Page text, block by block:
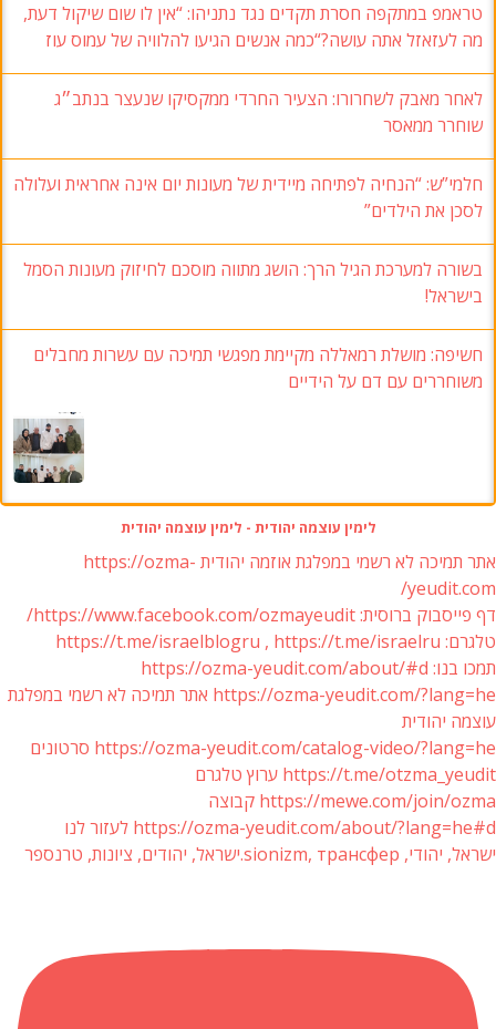
טראמפ במתקפה חסרת תקדים נגד נתניהו: “אין לו שום שיקול דעת,
מה לעזאזל אתה עושה?“כמה אנשים הגיעו להלוויה של עמוס עוז
לאחר מאבק לשחרורו: הצעיר החרדי ממקסיקו שנעצר בנתב״ג
שוחרר ממאסר
חלמי”ש: “הנחיה לפתיחה מיידית של מעונות יום אינה אחראית ועלולה
לסכן את הילדים”
בשורה למערכת הגיל הרך: הושג מתווה מוסכם לחיזוק מעונות הסמל
בישראל!
חשיפה: מושלת רמאללה מקיימת מפגשי תמיכה עם עשרות מחבלים
משוחררים עם דם על הידיים
לימין עוצמה יהודית - לימין עוצמה יהודית
אתר תמיכה לא רשמי במפלגת אוזמה יהודית https://ozma-
yeudit.com/
דף פייסבוק ברוסית: https://www.facebook.com/ozmayeudit/
טלגרם: https://t.me/israelblogru , https://t.me/israelru
תמכו בנו: https://ozma-yeudit.com/about/#d
https://ozma-yeudit.com/?lang=he אתר תמיכה לא רשמי במפלגת
עוצמה יהודית
https://ozma-yeudit.com/catalog-video/?lang=he סרטונים
https://t.me/otzma_yeudit ערוץ טלגרם
https://mewe.com/join/ozma קבוצה
https://ozma-yeudit.com/about/?lang=he#d לעזור לנו
ישראל, יהודי, sionizm, трансфер.ישראל, יהודים, ציונות, טרנספר